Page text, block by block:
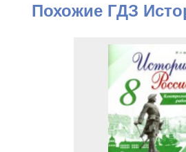
Похожие ГДЗ